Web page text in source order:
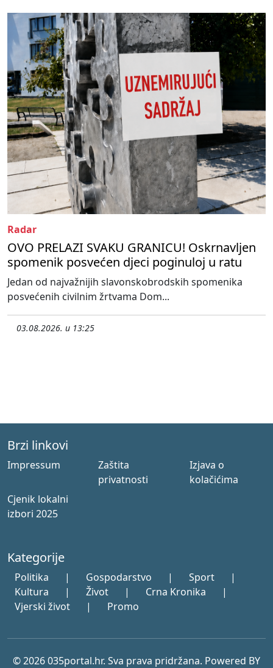
Radar
OVO PRELAZI SVAKU GRANICU! Oskrnavljen
spomenik posvećen djeci poginuloj u ratu
Jedan od najvažnijih slavonskobrodskih spomenika
posvećenih civilnim žrtvama Dom...
03.08.2026. u 13:25
Brzi linkovi
Impressum
Zaštita
privatnosti
Izjava o
kolačićima
Cjenik lokalni
izbori 2025
Kategorije
Politika | Gospodarstvo | Sport
|
Kultura
| Život | Crna Kronika
|
Vjerski život
| Promo
© 2026 035portal.hr. Sva prava pridržana. Powered BY